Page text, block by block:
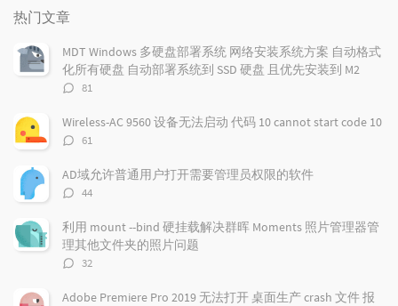
门
文
章
论
章
热门文章
MDT Windows 多硬盘部署系统 网络安装系统方案 自动格式
化所有硬盘 自动部署系统到 SSD 硬盘 且优先安装到 M2
评
数：
81
Wireless-AC 9560 设备无法启动 代码 10 cannot start code 10
评
数：
61
AD域允许普通用户打开需要管理员权限的软件
评
数：
44
利用 mount --bind 硬挂载解决群晖 Moments 照片管理器管
理其他文件夹的照片问题
评
数：
32
Adobe Premiere Pro 2019 无法打开 桌面生产 crash 文件 报